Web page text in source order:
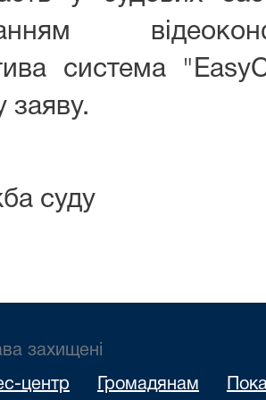
система
заяву.
суду
захищені
центр Громадянам